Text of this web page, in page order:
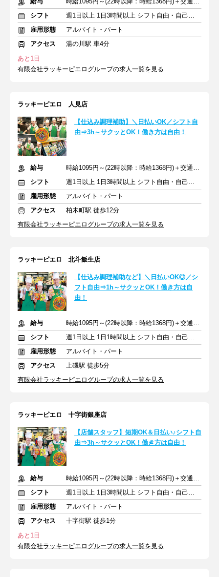
シフト
週1日以上 1日3時間以上 シフト自由・自己申告
雇用形態
アルバイト・パート
アクセス
湯の川駅 車4分
あと1日
有限会社ラッキーピエログループの求人一覧を見る
ラッキーピエロ 人見店
【仕込み調理補助】＼日払いOK／シフト自
由⇒3h～サクッとOK！働き方は自由！
給与
時給1095円～(22時以降：時給1368円)＋交通費規定支給
シフト
週1日以上 1日3時間以上 シフト自由・自己申告
雇用形態
アルバイト・パート
アクセス
柏木町駅 徒歩12分
有限会社ラッキーピエログループの求人一覧を見る
ラッキーピエロ 北斗飯生店
【仕込み調理補助など】＼日払いOK◎／シ
フト自由⇒1h～サクッとOK！働き方は自
由！
給与
時給1095円～(22時以降：時給1368円)＋交通費規定支給
シフト
週1日以上 1日1時間以上 シフト自由・自己申告
雇用形態
アルバイト・パート
アクセス
上磯駅 徒歩5分
有限会社ラッキーピエログループの求人一覧を見る
ラッキーピエロ 十字街銀座店
【店舗スタッフ】短期OK＆日払い♪シフト自
由⇒3h～サクッとOK！働き方は自由！
給与
時給1095円～(22時以降：時給1368円)＋交通費規定支給
シフト
週1日以上 1日3時間以上 シフト自由・自己申告
雇用形態
アルバイト・パート
アクセス
十字街駅 徒歩1分
あと1日
有限会社ラッキーピエログループの求人一覧を見る